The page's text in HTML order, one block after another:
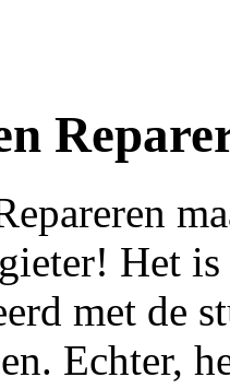
Het
met de
Echter,